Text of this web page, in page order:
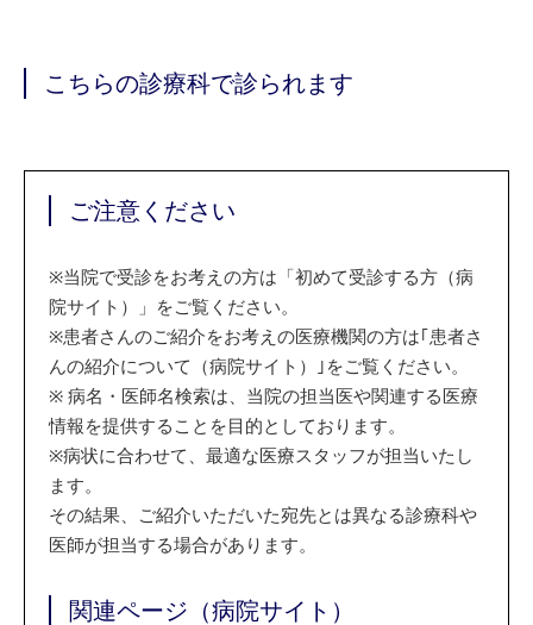
こちらの診療科で診られます
ご注意ください
※当院で受診をお考えの方は「初めて受診する方（病
院サイト）」をご覧ください。
※患者さんのご紹介をお考えの医療機関の方は｢患者さ
んの紹介について（病院サイト）｣をご覧ください。
※ 病名・医師名検索は、当院の担当医や関連する医療
情報を提供することを目的としております。
※病状に合わせて、最適な医療スタッフが担当いたし
ます。
その結果、ご紹介いただいた宛先とは異なる診療科や
医師が担当する場合があります。
関連ページ（病院サイト）